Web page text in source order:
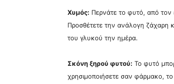
Χυμός: Περνάτε το φυτό, από
Προσθέτετε την ανάλογη ζάχαρη
του γλυκού την ημέρα.
Σκόνη ξηρού φυτού: Το φυτό
χρησιμοποιήσετε σαν φάρμακο, το